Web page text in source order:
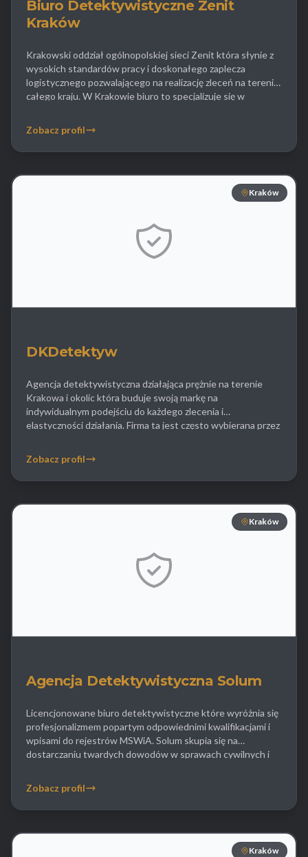
Biuro Detektywistyczne Zenit
Kraków
Krakowski oddział ogólnopolskiej sieci Zenit która słynie z
wysokich standardów pracy i doskonałego zaplecza
logistycznego pozwalającego na realizację zleceń na terenie
całego kraju. W Krakowie biuro to specjalizuje się w
sądzie. Detektywi Zenit są ekspertami w wykrywaniu
urządzeń inwigilacyjnych w domach […]
Zobacz profil
Kraków
DKDetektyw
Agencja detektywistyczna działająca prężnie na terenie
Krakowa i okolic która buduje swoją markę na
indywidualnym podejściu do każdego zlecenia i
elastyczności działania. Firma ta jest często wybierana przez
Detektywi DKDetektyw przeprowadzają szczegółowe
wywiady środowiskowe i obserwacje figurantów w
Zobacz profil
Kraków
Agencja Detektywistyczna Solum
Licencjonowane biuro detektywistyczne które wyróżnia się
profesjonalizmem popartym odpowiednimi kwalifikacjami i
wpisami do rejestrów MSWiA. Solum skupia się na
dostarczaniu twardych dowodów w sprawach cywilnych i
i jakość materiału zdjęciowego oraz filmowego. Ponadto
agencja zajmuje się poszukiwaniem osób zaginionych
Zobacz profil
Kraków